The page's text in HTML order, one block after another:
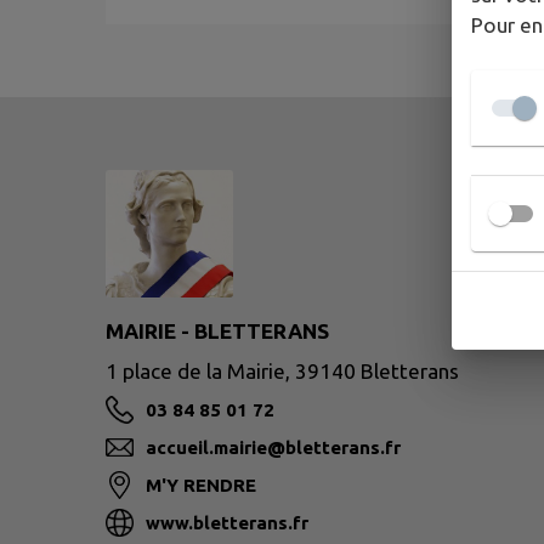
MAIRIE - BLETTERANS
1 place de la Mairie, 39140 Bletterans
03 84 85 01 72
accueil.mairie@bletterans.fr
M'Y RENDRE
www.bletterans.fr
Pour